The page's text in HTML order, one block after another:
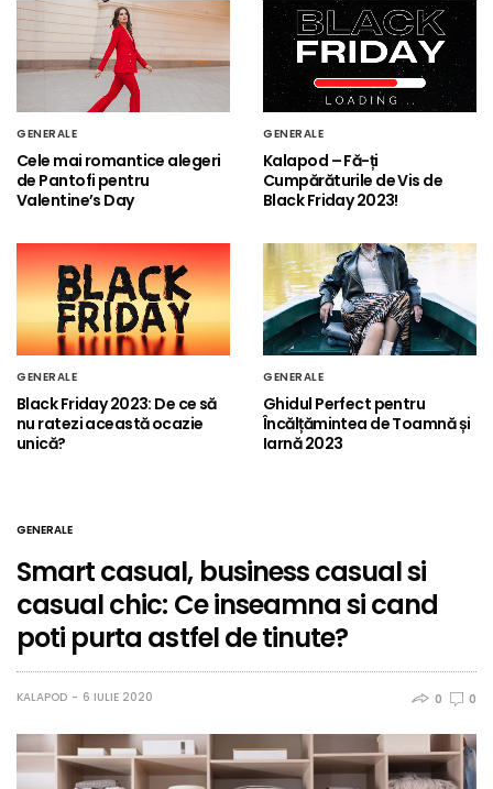
GENERALE
Cele mai romantice alegeri
de Pantofi pentru
Valentine’s Day
GENERALE
Kalapod – Fă-ți
Cumpărăturile de Vis de
Black Friday 2023!
GENERALE
Black Friday 2023: De ce să
nu ratezi această ocazie
unică?
GENERALE
Ghidul Perfect pentru
Încălțămintea de Toamnă și
Iarnă 2023
GENERALE
Smart casual, business casual si
casual chic: Ce inseamna si cand
poti purta astfel de tinute?
KALAPOD 6 IULIE 2020 0 0